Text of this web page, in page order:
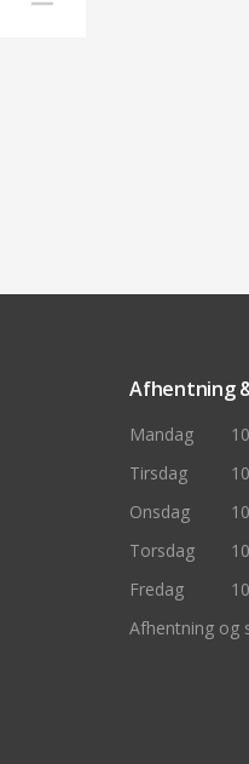
Afhentning
Mandag
Tirsdag
Onsdag
Torsdag
Fredag
Afhentning og